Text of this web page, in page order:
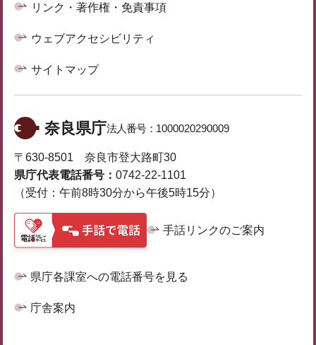
リンク・著作権・免責事項
ウェブアクセシビリティ
サイトマップ
奈良県庁法人番号： 1000020290009
〒630-8501 奈良市登大路町30
県庁代表電話番号： 0742-22-1101
（受付：午前8時30分から午後5時15分）
手話リンクのご案内
県庁各課室への電話番号を見る
庁舎案内